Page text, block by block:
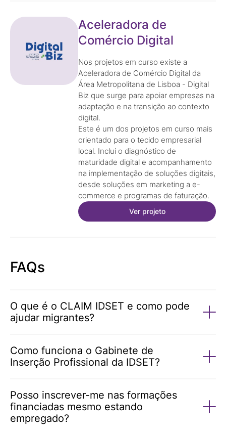
Aceleradora de
Comércio Digital
Nos projetos em curso existe a
Aceleradora de Comércio Digital da
Área Metropolitana de Lisboa - Digital
Biz que surge para apoiar empresas na
adaptação e na transição ao contexto
digital.
Este é um dos projetos em curso mais
orientado para o tecido empresarial
local. Inclui o diagnóstico de
maturidade digital e acompanhamento
na implementação de soluções digitais,
desde soluções em marketing a e-
commerce e programas de faturação.
Ver projeto
FAQs
O que é o CLAIM IDSET e como pode
ajudar migrantes?
Como funciona o Gabinete de
Inserção Profissional da IDSET?
Posso inscrever-me nas formações
financiadas mesmo estando
empregado?